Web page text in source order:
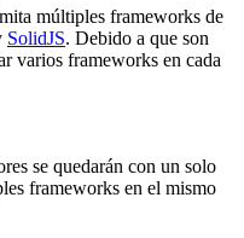
múltiples frameworks de
SolidJS. Debido a que son
varios frameworks en cada
se quedarán con un solo
frameworks en el mismo